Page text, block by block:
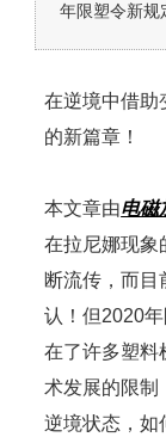
年限塑令新规
在逆境中借助
的新篇章！
本文章由电磁
在拉尼娜现象
断流传，而
认！但2020
在了许多塑料
术发展的限制
逆境状态，如